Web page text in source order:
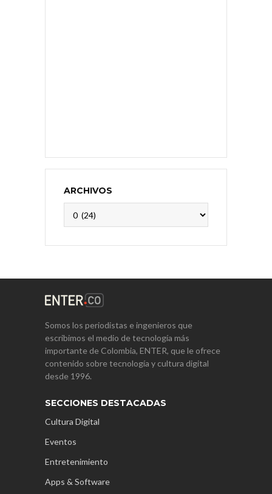
ARCHIVOS
Somos los periodistas e ingenieros que
escribimos el medio de tecnología más
importante de Colombia, ENTER, que le ofrece
contenido sobre tecnología y cultura digital
desde 1996.
SECCIONES DESTACADAS
Cultura Digital
Eventos
Entretenimiento
Apps & Software